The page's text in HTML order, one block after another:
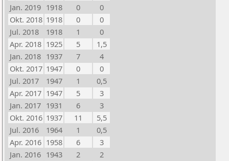
Jan. 2019 1918 0
0
Okt. 2018 1918 0
0
Jul. 2018
1918 1
0
Apr. 2018 1925 5
1,5
Jan. 2018 1937 7
4
Okt. 2017 1947 0
0
Jul. 2017
1947 1
0,5
Apr. 2017 1947 5
3
Jan. 2017 1931 6
3
Okt. 2016 1937 11
5,5
Jul. 2016
1964 1
0,5
Apr. 2016 1958 6
3
Jan. 2016 1943 2
2